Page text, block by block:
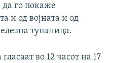
да го покаже
и од војната и од
тупаница.
во 12 часот на 17